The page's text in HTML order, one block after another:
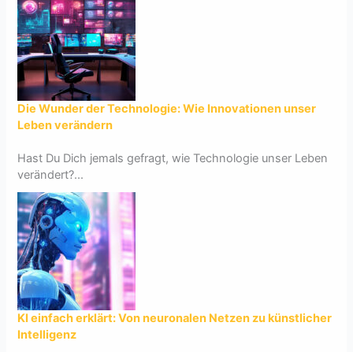
Die Wunder der Technologie: Wie Innovationen unser
Leben verändern
Hast Du Dich jemals gefragt, wie Technologie unser Leben
verändert?...
KI einfach erklärt: Von neuronalen Netzen zu künstlicher
Intelligenz